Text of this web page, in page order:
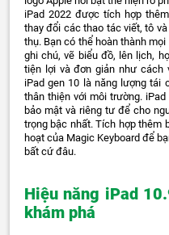
iPad 2022 được tích hợp
thay đổi các thao tác viết, tô
thụ. Bạn có thể hoàn thành
ghi chú, vẽ biểu đồ, lên lịch,
tiện lợi và đơn giản như cách
iPad gen 10 là năng lượng tái
thân thiện với môi trường.
bảo mật và riêng tư để cho
trọng bậc nhất. Tích hợp thêm
hoạt của Magic Keyboard để
bất cứ đâu.
Hiệu năng iPad
khám phá